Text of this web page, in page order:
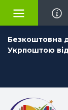
Безкоштовна
Укрпоштою